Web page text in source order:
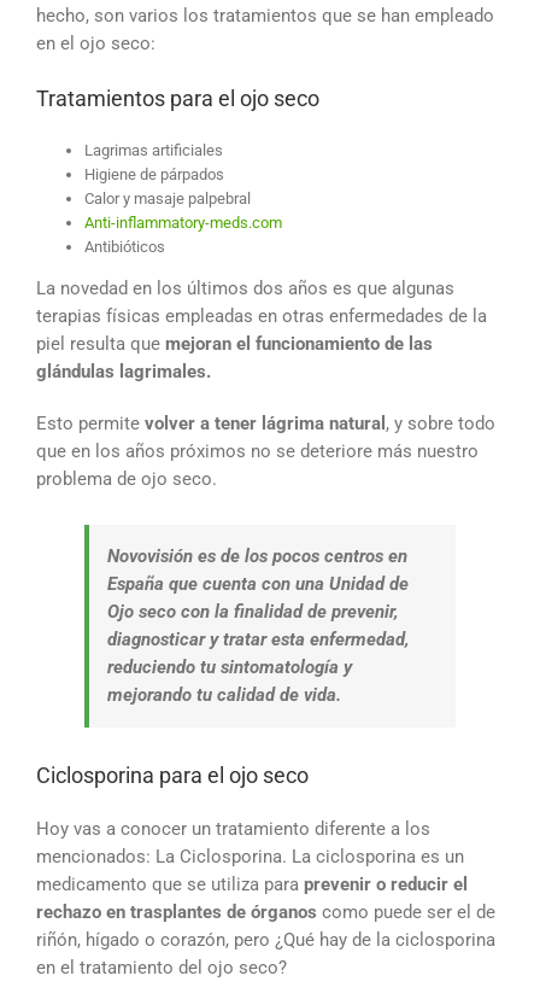
hecho, son varios los tratamientos que se han empleado
en el ojo seco:
Tratamientos para el ojo seco
Lagrimas artificiales
Higiene de párpados
Calor y masaje palpebral
Anti-inflammatory-meds.com
Antibióticos
La novedad en los últimos dos años es que algunas
terapias físicas empleadas en otras enfermedades de la
piel resulta que mejoran el funcionamiento de las
glándulas lagrimales.
Esto permite volver a tener lágrima natural , y sobre todo
que en los años próximos no se deteriore más nuestro
problema de ojo seco.
Novovisión es de los pocos centros en
España que cuenta con una Unidad de
Ojo seco con la finalidad de prevenir,
diagnosticar y tratar esta enfermedad,
reduciendo tu sintomatología y
mejorando tu calidad de vida.
Ciclosporina para el ojo seco
Hoy vas a conocer un tratamiento diferente a los
mencionados: La Ciclosporina. La ciclosporina es un
medicamento que se utiliza para prevenir o reducir el
rechazo en trasplantes de órganos como puede ser el de
riñón, hígado o corazón, pero ¿Qué hay de la ciclosporina
en el tratamiento del ojo seco?